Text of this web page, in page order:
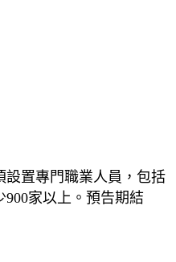
設置專門職業人員，包括
家以上。預告期結